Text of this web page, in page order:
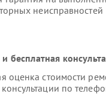
неисправностей
бесплатная
оценка стоимости
по